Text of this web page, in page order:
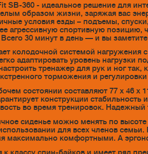
SB-360 - идеальное решение для
образом жизни, заряжая вас
условия езды – подъемы,
агрессивную спортивную позицию,
30 минут в день — и вы
колодочной системой
адаптировать уровень нагрузки
тренажер для рук и ног
торможения и
состоянии составляют 77 x 46 x
конструкции
во время тренировок.
сиденье можно менять по
для всех членов
максимально комфортными. А
классу спин-байков и имеет ряд